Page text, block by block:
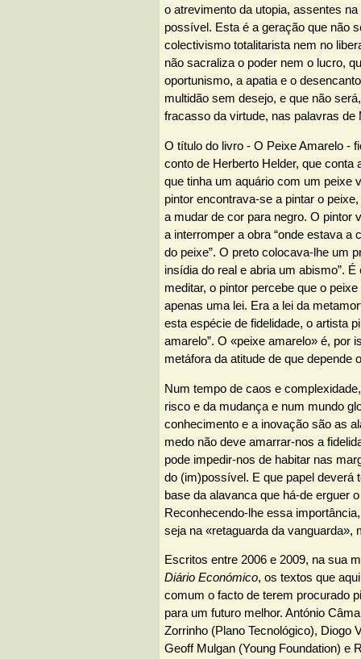
o atrevimento da utopia, assentes na
possível. Esta é a geração que não
colectivismo totalitarista nem no
não sacraliza o poder nem o lucro,
oportunismo, a apatia e o
multidão sem desejo, e que não
fracasso da virtude, nas palavras de
O título do livro - O Peixe Amarelo -
conto de Herberto Helder, que conta
que tinha um aquário com um peixe
pintor encontrava-se a pintar o
a mudar de cor para negro. O pintor
a interromper a obra “onde estava a
do peixe”. O preto colocava-lhe um
insídia do real e abria um abismo”. É
meditar, o pintor percebe que o
apenas uma lei. Era a lei da
esta espécie de fidelidade, o artista
amarelo”. O «peixe amarelo» é, por
metáfora da atitude de que depende
Num tempo de caos e
risco e da mudança e num mundo
conhecimento e a inovação são as
medo não deve amarrar-nos a
pode impedir-nos de habitar nas
do (im)possível. E que papel deverá
base da alavanca que há-de erguer
Reconhecendo-lhe essa
seja na «retaguarda da vanguarda»,
Escritos entre 2006 e 2009, na sua
Diário Económico, os textos que
comum o facto de terem procurado
para um futuro melhor. António
Zorrinho (Plano Tecnológico), Diogo
Geoff Mulgan (Young Foundation) e